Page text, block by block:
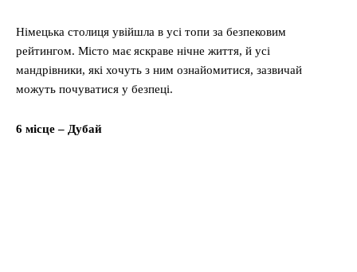
Німецька столиця увійшла в усі топи за безпековим
рейтингом. Місто має яскраве нічне життя, й усі
мандрівники, які хочуть з ним ознайомитися, зазвичай
можуть почуватися у безпеці.
6 місце – Дубай